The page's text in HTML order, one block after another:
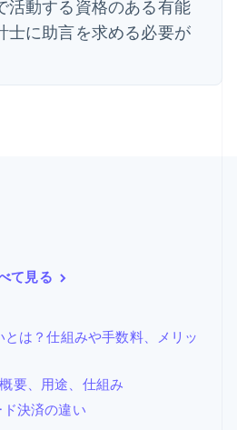
活動する資格のある有能
士に助言を求める必要が
て見る
は？仕組みや手数料、メリッ
要、用途、仕組み
ド決済の違い